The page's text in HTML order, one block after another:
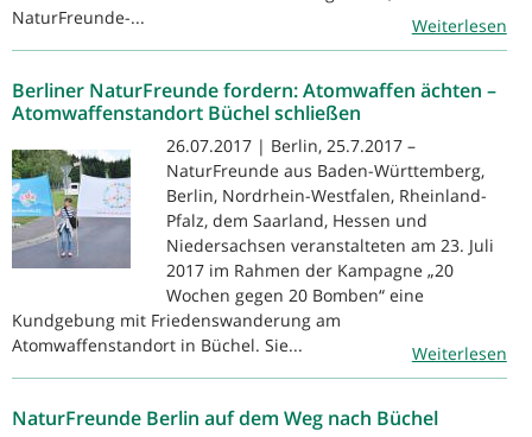
NaturFreunde-...
Weiterlesen
Berliner NaturFreunde fordern: Atomwaffen ächten –
Atomwaffenstandort Büchel schließen
26.07.2017 | Berlin, 25.7.2017 –
NaturFreunde aus Baden-Württemberg,
Berlin, Nordrhein-Westfalen, Rheinland-
Pfalz, dem Saarland, Hessen und
Niedersachsen veranstalteten am 23. Juli
2017 im Rahmen der Kampagne „20
Wochen gegen 20 Bomben“ eine
Kundgebung mit Friedenswanderung am
Atomwaffenstandort in Büchel. Sie...
Weiterlesen
NaturFreunde Berlin auf dem Weg nach Büchel